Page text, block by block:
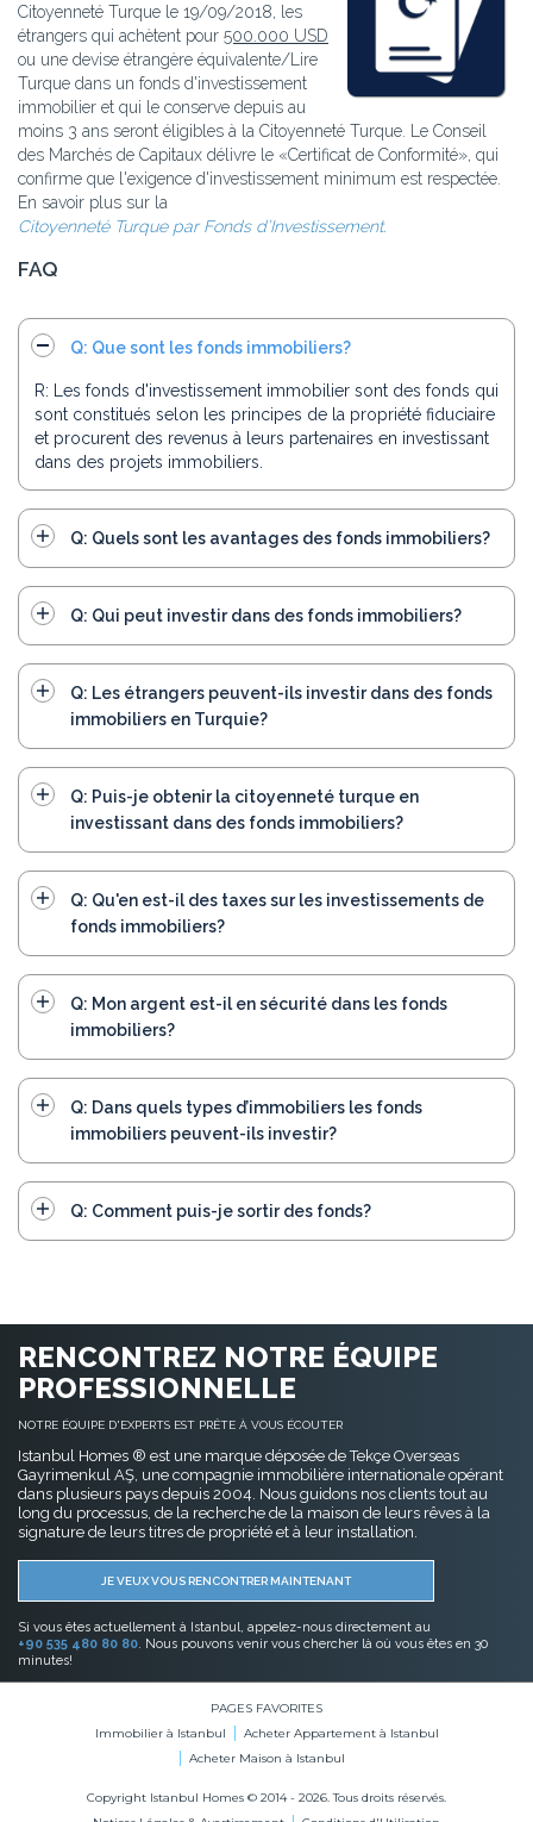
Citoyenneté Turque le 19/09/2018, les
étrangers qui achètent pour 500.000 USD
ou une devise étrangère équivalente/Lire
Turque dans un fonds d'investissement
immobilier et qui le conserve depuis au
moins 3 ans seront éligibles à la Citoyenneté Turque. Le Conseil
des Marchés de Capitaux délivre le «Certificat de Conformité», qui
confirme que l'exigence d'investissement minimum est respectée.
En savoir plus sur la
Citoyenneté Turque par Fonds d’Investissement.
FAQ
Q: Que sont les fonds immobiliers?
R: Les fonds d'investissement immobilier sont des fonds qui
sont constitués selon les principes de la propriété fiduciaire
et procurent des revenus à leurs partenaires en investissant
dans des projets immobiliers.
Q: Quels sont les avantages des fonds immobiliers?
Q: Qui peut investir dans des fonds immobiliers?
Q: Les étrangers peuvent-ils investir dans des fonds
immobiliers en Turquie?
Q: Puis-je obtenir la citoyenneté turque en
investissant dans des fonds immobiliers?
Q: Qu'en est-il des taxes sur les investissements de
fonds immobiliers?
Q: Mon argent est-il en sécurité dans les fonds
immobiliers?
Q: Dans quels types d’immobiliers les fonds
immobiliers peuvent-ils investir?
Q: Comment puis-je sortir des fonds?
RENCONTREZ NOTRE ÉQUIPE
PROFESSIONNELLE
NOTRE ÉQUIPE D'EXPERTS EST PRÊTE À VOUS ÉCOUTER
Istanbul Homes ® est une marque déposée de Tekçe Overseas
Gayrimenkul AŞ, une compagnie immobilière internationale opérant
dans plusieurs pays depuis 2004. Nous guidons nos clients tout au
long du processus, de la recherche de la maison de leurs rêves à la
signature de leurs titres de propriété et à leur installation.
JE VEUX VOUS RENCONTRER MAINTENANT
Si vous êtes actuellement à Istanbul, appelez-nous directement au
+90 535 480 80 80. Nous pouvons venir vous chercher là où vous êtes en 30
minutes!
PAGES FAVORITES
Immobilier à Istanbul
Acheter Appartement à Istanbul
Acheter Maison à Istanbul
Copyright Istanbul Homes © 2014 - 2026. Tous droits réservés.